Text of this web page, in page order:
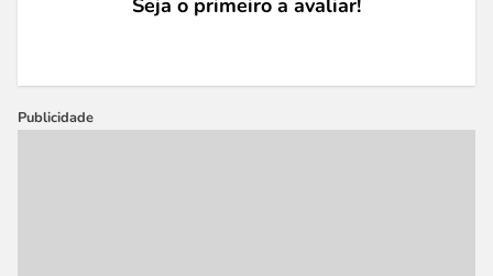
Seja o primeiro a avaliar!
Publicidade